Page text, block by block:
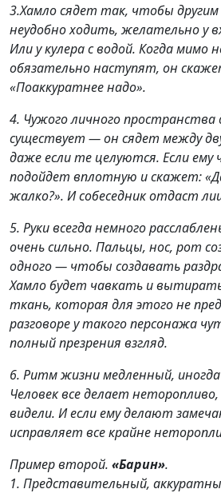
3.Хамло сядет так, чтобы
неудобно ходить, желательно у
Или у кулера с водой. Когда мимо
обязательно наступят, он
«Поаккуратнее надо».
4. Чужого личного пространства
существует — он сядет между
даже если те целуются. Если
подойдет вплотную и скажет:
жалко?». И собеседник отдаст
5. Руки всегда немного
очень сильно. Пальцы, нос, рот
одного — чтобы создавать
Хамло будет чавкать и
ткань, которая для этого не
разговоре у такого персонажа
полный презрения взгляд.
6. Ритм жизни медленный,
Человек все делает
видели. И если ему делают
исправляет все крайне
Пример второй. «Барин».
1. Представительный,